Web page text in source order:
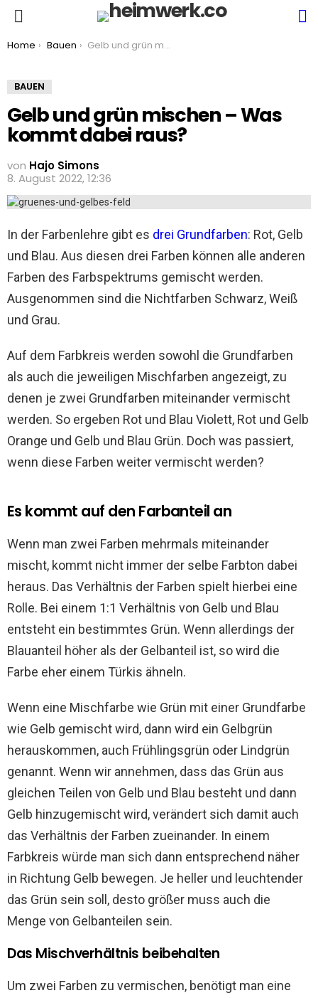
You are here:
Home Bauen Gelb und grün mischen – Was kommt dabei raus?
BAUEN
Gelb und grün mischen – Was
kommt dabei raus?
von Hajo Simons
8. August 2022, 12:36
In der Farbenlehre gibt es drei Grundfarben: Rot, Gelb
und Blau. Aus diesen drei Farben können alle anderen
Farben des Farbspektrums gemischt werden.
Ausgenommen sind die Nichtfarben Schwarz, Weiß
und Grau.
Auf dem Farbkreis werden sowohl die Grundfarben
als auch die jeweiligen Mischfarben angezeigt, zu
denen je zwei Grundfarben miteinander vermischt
werden. So ergeben Rot und Blau Violett, Rot und Gelb
Orange und Gelb und Blau Grün. Doch was passiert,
wenn diese Farben weiter vermischt werden?
Es kommt auf den Farbanteil an
Wenn man zwei Farben mehrmals miteinander
mischt, kommt nicht immer der selbe Farbton dabei
heraus. Das Verhältnis der Farben spielt hierbei eine
Rolle. Bei einem 1:1 Verhältnis von Gelb und Blau
entsteht ein bestimmtes Grün. Wenn allerdings der
Blauanteil höher als der Gelbanteil ist, so wird die
Farbe eher einem Türkis ähneln.
Wenn eine Mischfarbe wie Grün mit einer Grundfarbe
wie Gelb gemischt wird, dann wird ein Gelbgrün
herauskommen, auch Frühlingsgrün oder Lindgrün
genannt. Wenn wir annehmen, dass das Grün aus
gleichen Teilen von Gelb und Blau besteht und dann
Gelb hinzugemischt wird, verändert sich damit auch
das Verhältnis der Farben zueinander. In einem
Farbkreis würde man sich dann entsprechend näher
in Richtung Gelb bewegen. Je heller und leuchtender
das Grün sein soll, desto größer muss auch die
Menge von Gelbanteilen sein.
Das Mischverhältnis beibehalten
Um zwei Farben zu vermischen, benötigt man eine